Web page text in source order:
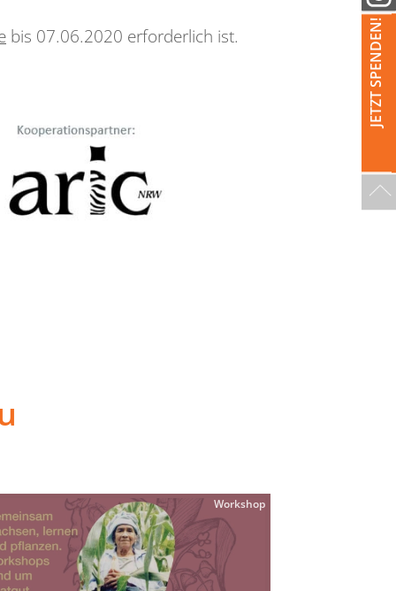
JETZT SPENDEN!
bis 07.06.2020 erforderlich ist.
Workshop